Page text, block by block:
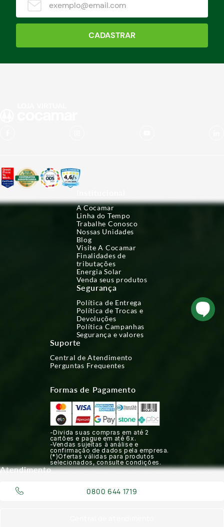
CADASTRAR
A Cocamar
Linha do Tempo
Trabalhe Conosco
Nossas Unidades
Blog
Visite A Cocamar
Finalidades de
tributações
Energia Solar
Venda seus produtos
Segurança
Política de Entrega
Política de Trocas e
Devoluções
Política Campanhas
Segurança e valores
Suporte
Central de Atendimento
Perguntas Frequentes
Formas de Pagamento
-Divida suas compras em até 2
cartões e pague em até 6x.
-Vendas sujeitas à análise e
confirmação de dados pela empresa.
(*)Ofertas válidas para produtos
selecionados, consulte condições.
Atendimento
0800 644 1719